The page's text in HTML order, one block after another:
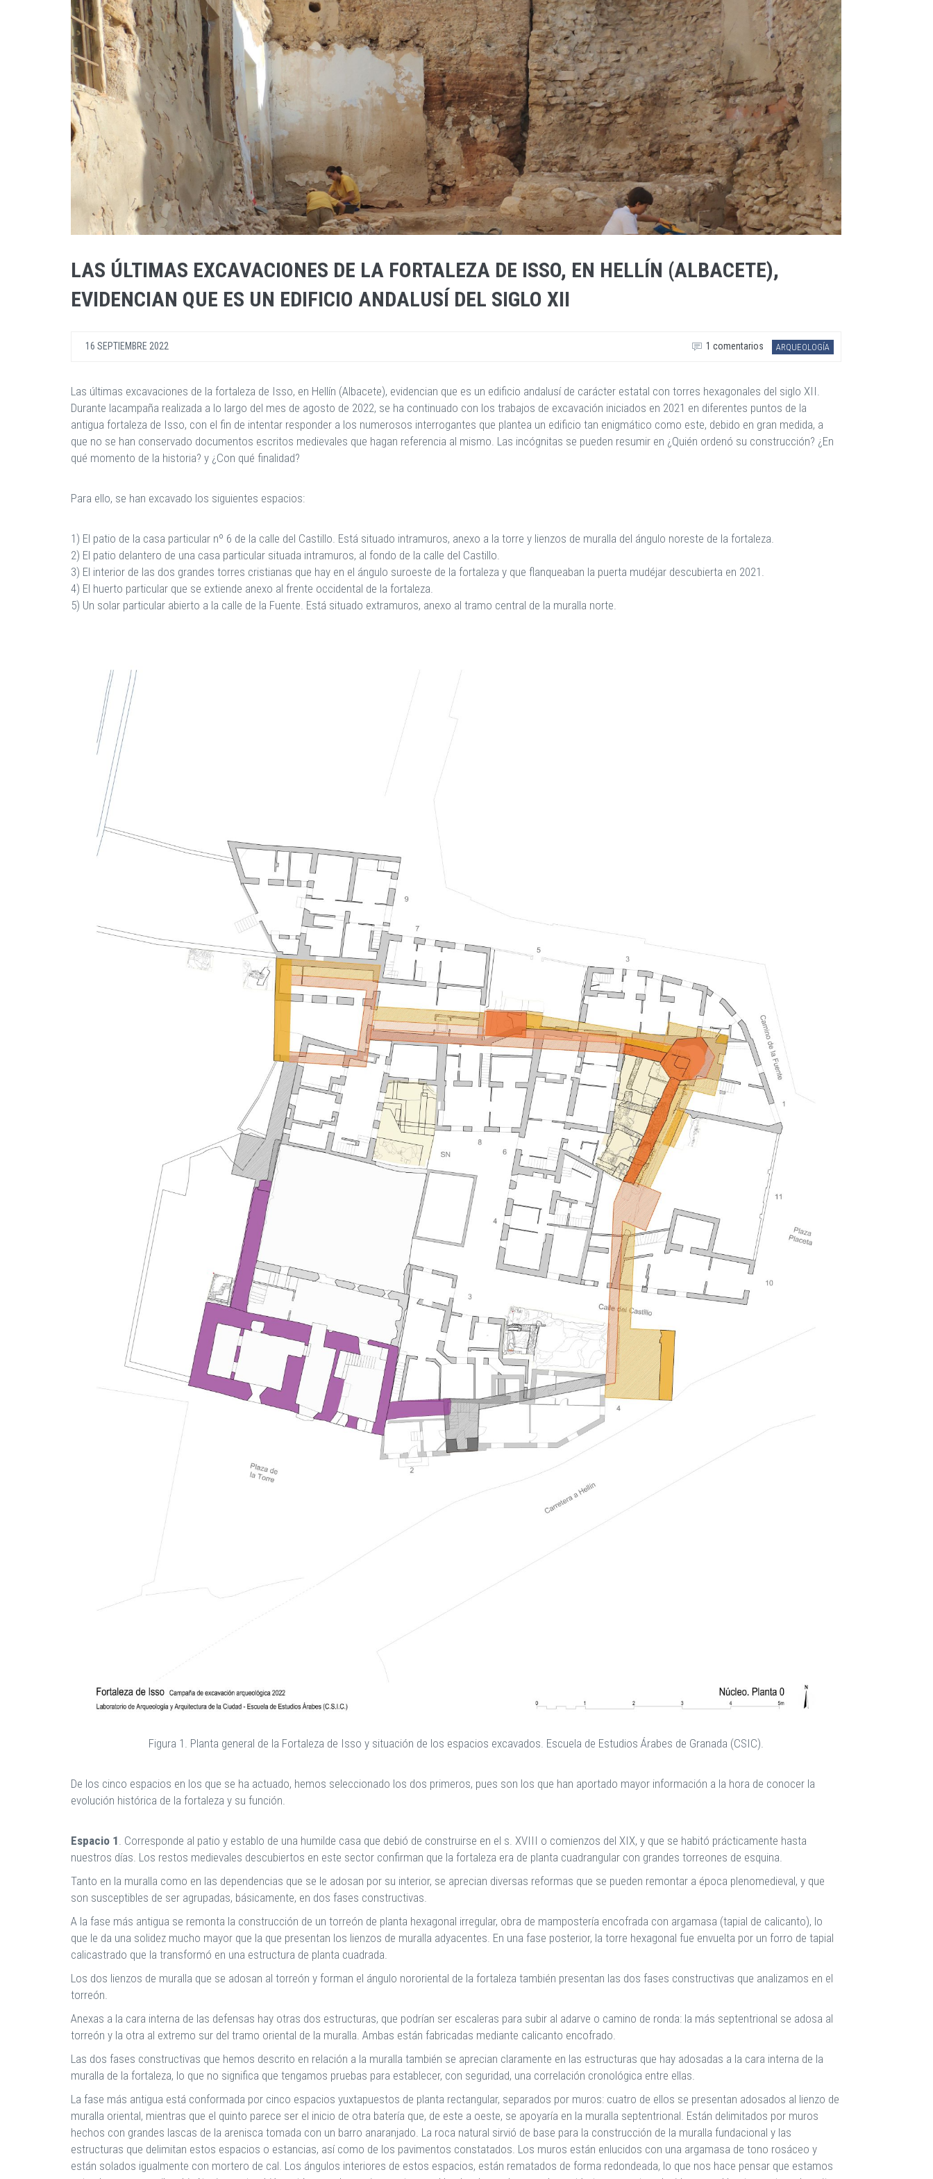
LAS ÚLTIMAS EXCAVACIONES DE LA FORTALEZA DE ISSO, EN HELLÍN (ALBACETE),
EVIDENCIAN QUE ES UN EDIFICIO ANDALUSÍ DEL SIGLO XII
16 SEPTIEMBRE 2022 ARQUEOLOGÍA
1 comentarios
Las últimas excavaciones de la fortaleza de Isso, en Hellín (Albacete), evidencian que es un edificio andalusí de carácter estatal con torres hexagonales del siglo XII.
Durante lacampaña realizada a lo largo del mes de agosto de 2022, se ha continuado con los trabajos de excavación iniciados en 2021 en diferentes puntos de la
antigua fortaleza de Isso, con el fin de intentar responder a los numerosos interrogantes que plantea un edificio tan enigmático como este, debido en gran medida, a
que no se han conservado documentos escritos medievales que hagan referencia al mismo. Las incógnitas se pueden resumir en ¿Quién ordenó su construcción? ¿En
qué momento de la historia? y ¿Con qué finalidad?
Para ello, se han excavado los siguientes espacios:
1) El patio de la casa particular nº 6 de la calle del Castillo. Está situado intramuros, anexo a la torre y lienzos de muralla del ángulo noreste de la fortaleza.
2) El patio delantero de una casa particular situada intramuros, al fondo de la calle del Castillo.
3) El interior de las dos grandes torres cristianas que hay en el ángulo suroeste de la fortaleza y que flanqueaban la puerta mudéjar descubierta en 2021.
4) El huerto particular que se extiende anexo al frente occidental de la fortaleza.
5) Un solar particular abierto a la calle de la Fuente. Está situado extramuros, anexo al tramo central de la muralla norte.
Figura 1. Planta general de la Fortaleza de Isso y situación de los espacios excavados. Escuela de Estudios Árabes de Granada (CSIC).
De los cinco espacios en los que se ha actuado, hemos seleccionado los dos primeros, pues son los que han aportado mayor información a la hora de conocer la
evolución histórica de la fortaleza y su función.
Espacio 1. Corresponde al patio y establo de una humilde casa que debió de construirse en el s. XVIII o comienzos del XIX, y que se habitó prácticamente hasta
nuestros días. Los restos medievales descubiertos en este sector confirman que la fortaleza era de planta cuadrangular con grandes torreones de esquina.
Tanto en la muralla como en las dependencias que se le adosan por su interior, se aprecian diversas reformas que se pueden remontar a época plenomedieval, y que
son susceptibles de ser agrupadas, básicamente, en dos fases constructivas.
A la fase más antigua se remonta la construcción de un torreón de planta hexagonal irregular, obra de mampostería encofrada con argamasa (tapial de calicanto), lo
que le da una solidez mucho mayor que la que presentan los lienzos de muralla adyacentes. En una fase posterior, la torre hexagonal fue envuelta por un forro de tapial
calicastrado que la transformó en una estructura de planta cuadrada.
Los dos lienzos de muralla que se adosan al torreón y forman el ángulo nororiental de la fortaleza también presentan las dos fases constructivas que analizamos en el
torreón.
Anexas a la cara interna de las defensas hay otras dos estructuras, que podrían ser escaleras para subir al adarve o camino de ronda: la más septentrional se adosa al
torreón y la otra al extremo sur del tramo oriental de la muralla. Ambas están fabricadas mediante calicanto encofrado.
Las dos fases constructivas que hemos descrito en relación a la muralla también se aprecian claramente en las estructuras que hay adosadas a la cara interna de la
muralla de la fortaleza, lo que no significa que tengamos pruebas para establecer, con seguridad, una correlación cronológica entre ellas.
La fase más antigua está conformada por cinco espacios yuxtapuestos de planta rectangular, separados por muros: cuatro de ellos se presentan adosados al lienzo de
muralla oriental, mientras que el quinto parece ser el inicio de otra batería que, de este a oeste, se apoyaría en la muralla septentrional. Están delimitados por muros
hechos con grandes lascas de la arenisca tomada con un barro anaranjado. La roca natural sirvió de base para la construcción de la muralla fundacional y las
estructuras que delimitan estos espacios o estancias, así como de los pavimentos constatados. Los muros están enlucidos con una argamasa de tono rosáceo y
están solados igualmente con mortero de cal. Los ángulos interiores de estos espacios, están rematados de forma redondeada, lo que nos hace pensar que estamos